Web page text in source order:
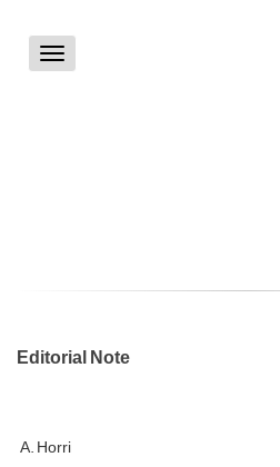
Toggle
Editorial Note
A. Horri